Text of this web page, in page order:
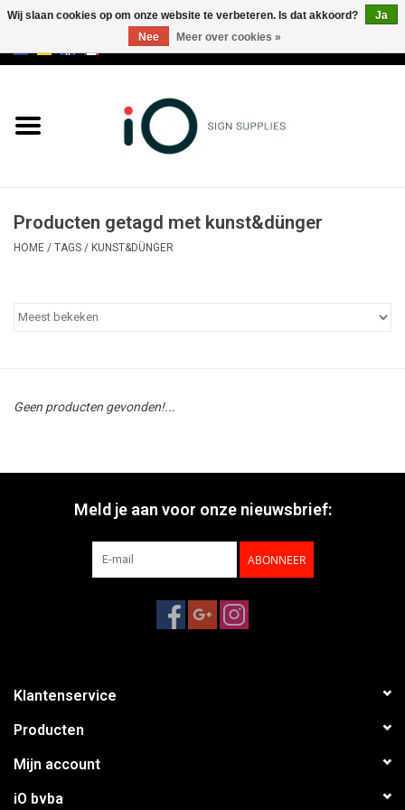
Merken
Bel ons op +32 3 353 67 63
Producten getagd met kunst&dünger
HOME / TAGS / KUNST&DÜNGER
Geen producten gevonden!...
Meld je aan voor onze nieuwsbrief:
ABONNEER
Klantenservice
Producten
Mijn account
iO bvba
Wij slaan cookies op om onze website te verbeteren. Is dat akkoord?
Ja
Nee
Meer over cookies »